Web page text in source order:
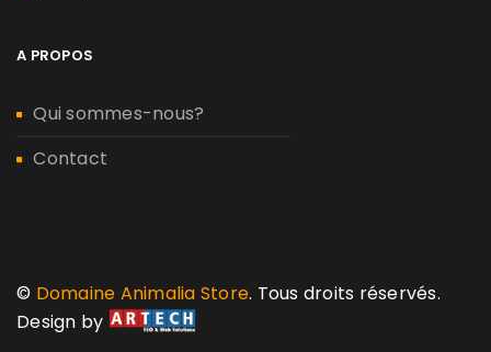
A PROPOS
Qui sommes-nous?
Contact
© Domaine Animalia Store. Tous droits réservés.
Design by